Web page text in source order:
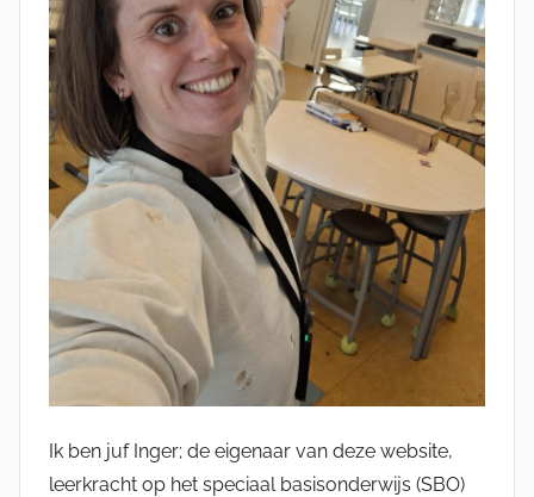
Ik ben juf Inger; de eigenaar van deze website,
leerkracht op het speciaal basisonderwijs (SBO)